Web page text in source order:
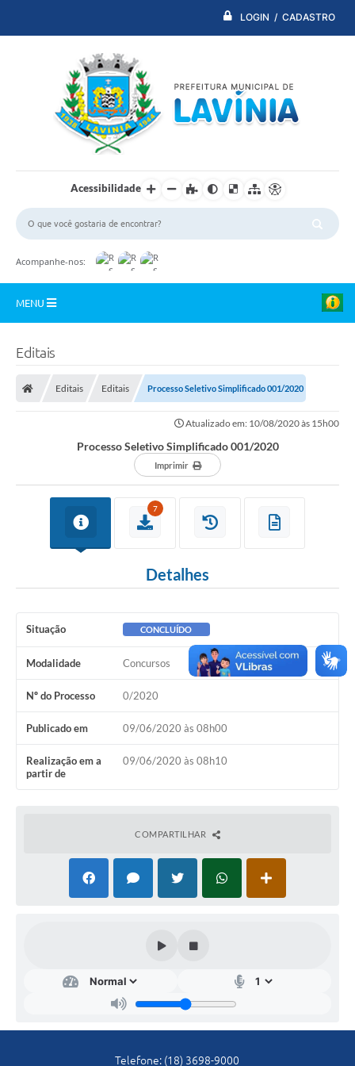
LOGIN / CADASTRO
Acessibilidade
Acompanhe-nos:
MENU
PDTI
Transparência Municipal
Administração
Conselhos de Educação
Terceiro Setor
Pareceres do TCESP
Diário Oficial
Ouvidoria
Legislação
Pesquisa de Satisfação
e-SIC
Editais
Editais Editais Processo Seletivo Simplificado 001/2020
Atualizado em: 10/08/2020 às 15h00
Processo Seletivo Simplificado 001/2020
Imprimir
7
Detalhes
Situação CONCLUÍDO
Modalidade Concursos
Nº do Processo 0/2020
Publicado em 09/06/2020 às 08h00
Realização em a
partir de
09/06/2020 às 08h10
COMPARTILHAR
Telefone: (18) 3698-9000